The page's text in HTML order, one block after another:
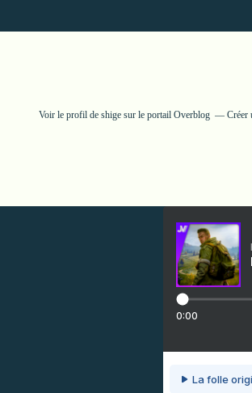
Voir le profil de shige sur le portail Overblog Créer
0:00
La folle